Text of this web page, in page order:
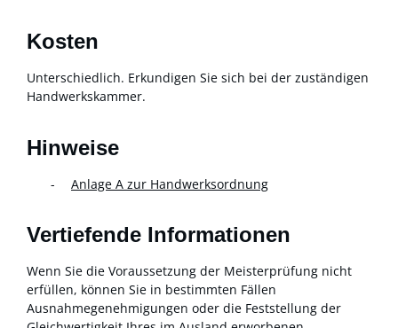
Kosten
Unterschiedlich. Erkundigen Sie sich bei der zuständigen
Handwerkskammer.
Hinweise
Anlage A zur Handwerksordnung
Vertiefende Informationen
Wenn Sie die Voraussetzung der Meisterprüfung nicht
erfüllen, können Sie in bestimmten Fällen
Ausnahmegenehmigungen oder die Feststellung der